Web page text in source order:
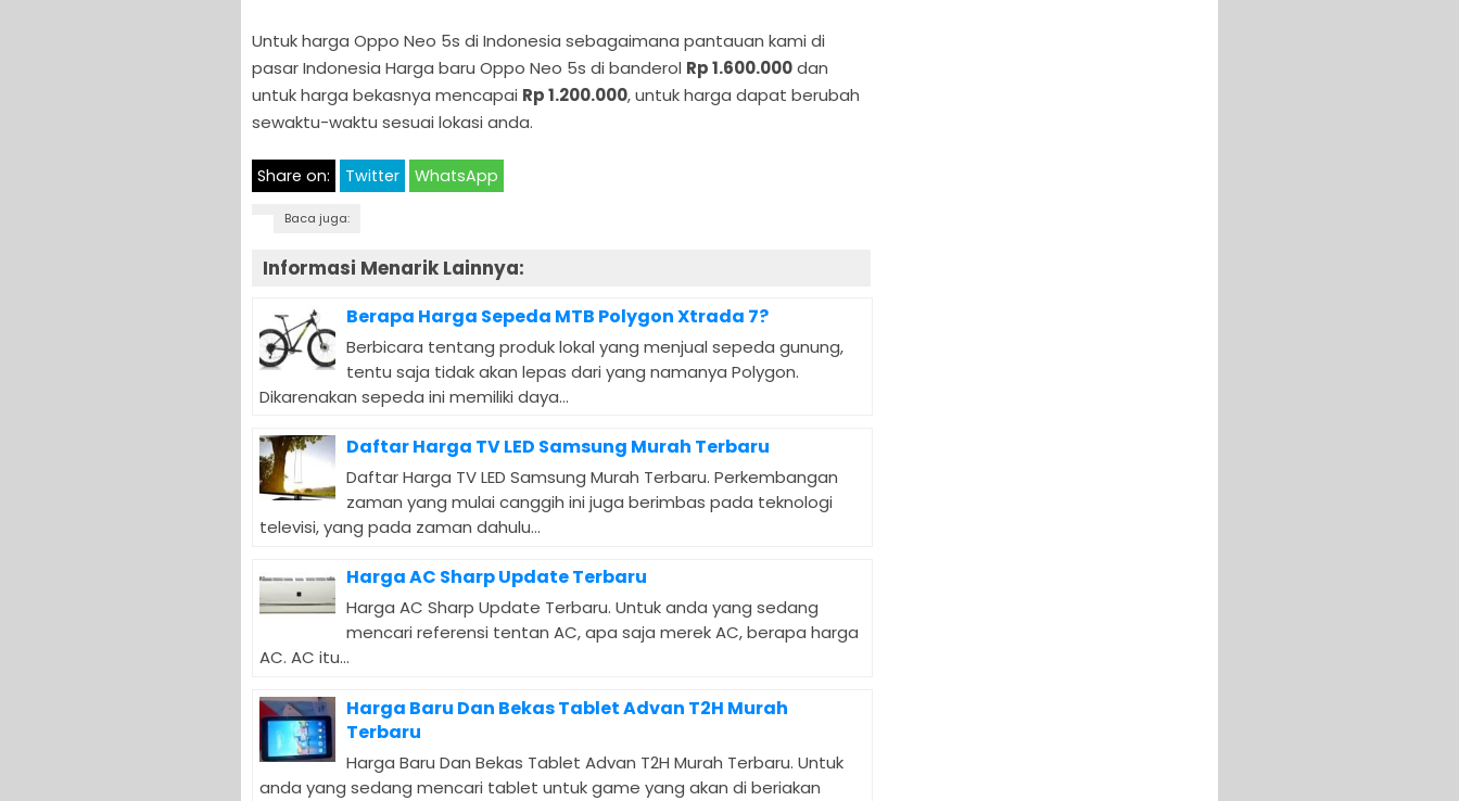
Untuk harga Oppo Neo 5s di Indonesia sebagaimana pantauan kami di
pasar Indonesia Harga baru Oppo Neo 5s di banderol Rp 1.600.000dan
untuk harga bekasnya mencapai Rp 1.200.000, untuk harga dapat berubah
sewaktu-waktu sesuai lokasi anda.
Share on: Twitter WhatsApp
Baca juga:
Informasi Menarik Lainnya:
Berapa Harga Sepeda MTB Polygon Xtrada 7?
Berbicara tentang produk lokal yang menjual sepeda gunung,
tentu saja tidak akan lepas dari yang namanya Polygon.
Dikarenakan sepeda ini memiliki daya...
Daftar Harga TV LED Samsung Murah Terbaru
Daftar Harga TV LED Samsung Murah Terbaru. Perkembangan
zaman yang mulai canggih ini juga berimbas pada teknologi
televisi, yang pada zaman dahulu...
Harga AC Sharp Update Terbaru
Harga AC Sharp Update Terbaru. Untuk anda yang sedang
mencari referensi tentan AC, apa saja merek AC, berapa harga
AC. AC itu...
Harga Baru Dan Bekas Tablet Advan T2H Murah
Terbaru
Harga Baru Dan Bekas Tablet Advan T2H Murah Terbaru. Untuk
anda yang sedang mencari tablet untuk game yang akan di beriakan